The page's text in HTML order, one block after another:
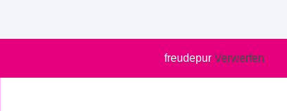
freudepur Verwerfen